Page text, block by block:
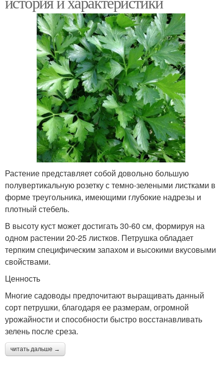
Растение представляет собой довольно большую
полувертикальную розетку с темно-зелеными листками в
форме треугольника, имеющими глубокие надрезы и
плотный стебель.
В высоту куст может достигать 30-60 см, формируя на
одном растении 20-25 листков. Петрушка обладает
терпким специфическим запахом и высокими вкусовыми
свойствами.
Ценность
Многие садоводы предпочитают выращивать данный
сорт петрушки, благодаря ее размерам, огромной
урожайности и способности быстро восстанавливать
зелень после среза.
читать дальше →